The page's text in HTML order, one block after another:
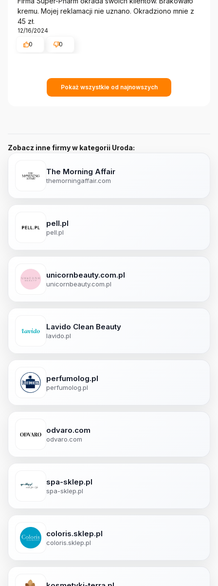
kremu. Mojej reklamacji nie uznano. Okradziono mnie z
45 zł.
12/16/2024
0
0
Pokaż wszystkie od najnowszych
Zobacz inne firmy w kategorii Uroda:
The Morning Affair
themorningaffair.com
pell.pl
pell.pl
unicornbeauty.com.pl
unicornbeauty.com.pl
Lavido Clean Beauty
lavido.pl
perfumolog.pl
perfumolog.pl
odvaro.com
odvaro.com
spa-sklep.pl
spa-sklep.pl
coloris.sklep.pl
coloris.sklep.pl